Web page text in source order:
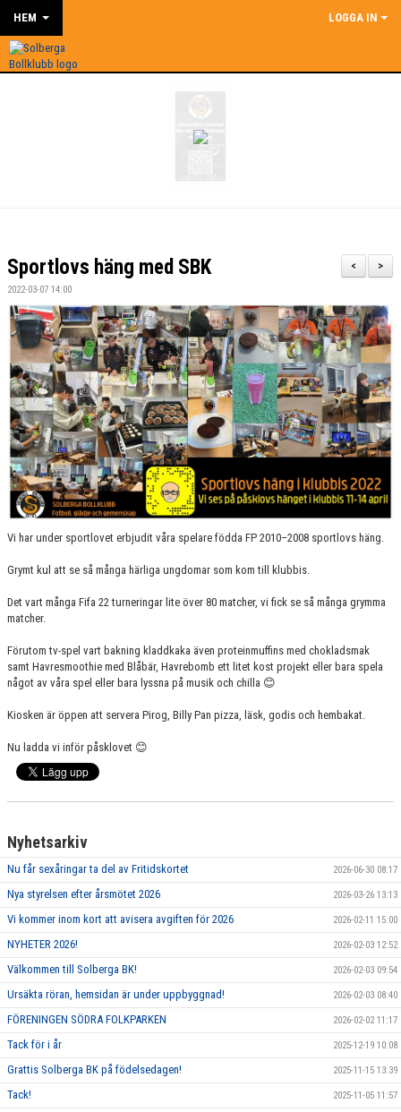
HEM LOGGA IN
>
<
Sportlovs häng med SBK
2022-03-07 14:00
Vi har under sportlovet erbjudit våra spelare födda FP 2010–2008 sportlovs häng.
Grymt kul att se så många härliga ungdomar som kom till klubbis.
Det vart många Fifa 22 turneringar lite över 80 matcher, vi fick se så många grymma
matcher.
Förutom tv-spel vart bakning kladdkaka även proteinmuffins med chokladsmak
samt Havresmoothie med Blåbär, Havrebomb ett litet kost projekt eller bara spela
något av våra spel eller bara lyssna på musik och chilla 😊
Kiosken är öppen att servera Pirog, Billy Pan pizza, läsk, godis och hembakat.
Nu ladda vi inför påsklovet 😊
Nyhetsarkiv
Nu får sexåringar ta del av Fritidskortet 2026-06-30 08:17
Nya styrelsen efter årsmötet 2026 2026-03-26 13:13
Vi kommer inom kort att avisera avgiften för 2026 2026-02-11 15:00
NYHETER 2026! 2026-02-03 12:52
Välkommen till Solberga BK! 2026-02-03 09:54
Ursäkta röran, hemsidan är under uppbyggnad! 2026-02-03 08:40
FÖRENINGEN SÖDRA FOLKPARKEN 2026-02-02 11:17
Tack för i år 2025-12-19 10:08
Grattis Solberga BK på födelsedagen! 2025-11-15 13:39
Tack! 2025-11-05 11:57